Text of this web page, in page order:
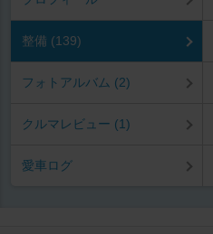
整備 (139)
フォトアルバム (2)
クルマレビュー (1)
愛車ログ